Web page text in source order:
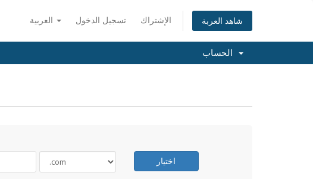
تسجيل الدخول الإشتراك شاهد العربة
اختيار